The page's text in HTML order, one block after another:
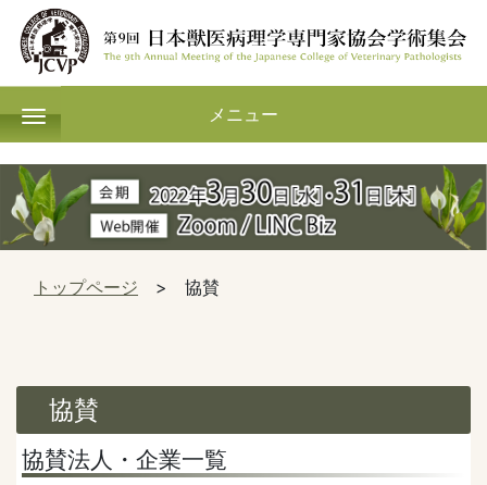
メニュー メニュー
トップページ > 協賛
協賛
協賛法人・企業一覧